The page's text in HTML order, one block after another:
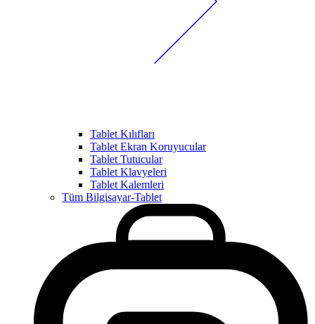
Tablet Kılıfları
Tablet Ekran Koruyucular
Tablet Tutucular
Tablet Klavyeleri
Tablet Kalemleri
Tüm Bilgisayar-Tablet